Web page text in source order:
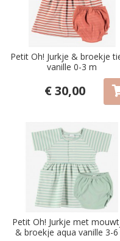
Petit Oh! Jurkje & broekje
vanille 0-3 m
€ 30,00
Petit Oh! Jurkje met
& broekje aqua vanille 3-6